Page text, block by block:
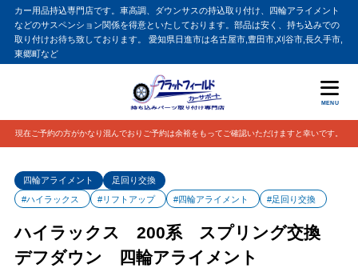
カー用品持込専門店です。車高調、ダウンサスの持込取り付け、四輪アライメント
などのサスペンション関係を得意といたしております。部品は安く、持ち込みでの
取り付けお待ち致しております。 愛知県日進市は名古屋市,豊田市,刈谷市,長久手市,
東郷町など
MENU
現在ご予約の方がかなり混んでおりご予約は余裕をもってご確認いただけますと幸いです。
四輪アライメント
足回り交換
#ハイラックス
#リフトアップ #四輪アライメント #足回り交換
ハイラックス 200系 スプリング交換
デフダウン 四輪アライメント